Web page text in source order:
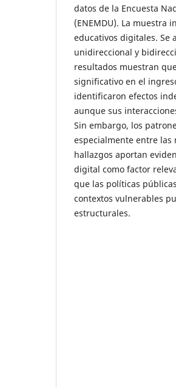
datos de la Encuesta
(ENEMDU). La muestra
educativos digitales. Se
unidireccional y
resultados muestran
significativo en el
identificaron efectos
aunque sus
Sin embargo, los
especialmente entre las
hallazgos aportan
digital como factor
que las políticas
contextos vulnerables
estructurales.